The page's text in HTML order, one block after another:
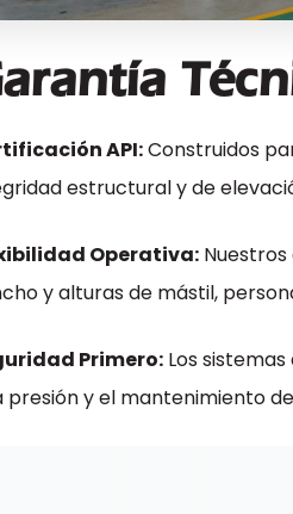
API:Construidos
estructural y de
Operativa:
y alturas de mástil,
Primero: Los
presión y el mantenimiento